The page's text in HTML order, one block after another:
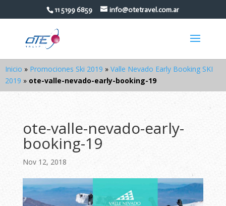
11 5199 6859 info@otetravel.com.ar
Inicio » Promociones Ski 2019 » Valle Nevado Early Booking SKI
2019 » ote-valle-nevado-early-booking-19
ote-valle-nevado-early-
booking-19
Nov 12, 2018